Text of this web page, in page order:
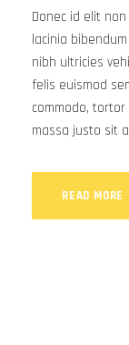
Donec id elit
lacinia
nibh ultricies
felis euismod
commodo,
massa justo sit
READ MORE